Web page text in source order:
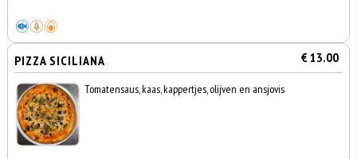
PIZZA SICILIANA € 13.00
Tomatensaus, kaas, kappertjes, olijven en ansjovis